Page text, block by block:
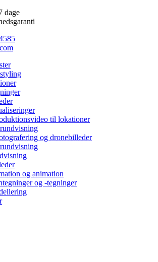
dage
til lokationer
og dronebilleder
og animation
og -tegninger